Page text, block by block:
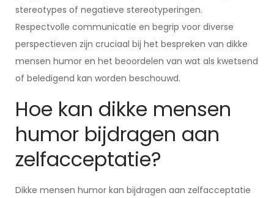
stereotypes of negatieve stereotyperingen.
Respectvolle communicatie en begrip voor diverse
perspectieven zijn cruciaal bij het bespreken van dikke
mensen humor en het beoordelen van wat als kwetsend
of beledigend kan worden beschouwd.
Hoe kan dikke mensen
humor bijdragen aan
zelfacceptatie?
Dikke mensen humor kan bijdragen aan zelfacceptatie